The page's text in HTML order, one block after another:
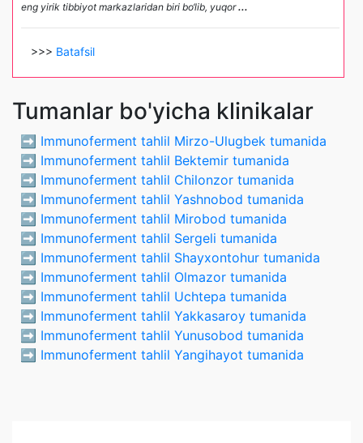
eng yirik tibbiyot markazlaridan biri bo‘lib, yuqor...
>>> Batafsil
Tumanlar bo'yicha klinikalar
➡️ Immunoferment tahlil Mirzo-Ulugbek tumanida
➡️ Immunoferment tahlil Bektemir tumanida
➡️ Immunoferment tahlil Chilonzor tumanida
➡️ Immunoferment tahlil Yashnobod tumanida
➡️ Immunoferment tahlil Mirobod tumanida
➡️ Immunoferment tahlil Sergeli tumanida
➡️ Immunoferment tahlil Shayxontohur tumanida
➡️ Immunoferment tahlil Olmazor tumanida
➡️ Immunoferment tahlil Uchtepa tumanida
➡️ Immunoferment tahlil Yakkasaroy tumanida
➡️ Immunoferment tahlil Yunusobod tumanida
➡️ Immunoferment tahlil Yangihayot tumanida